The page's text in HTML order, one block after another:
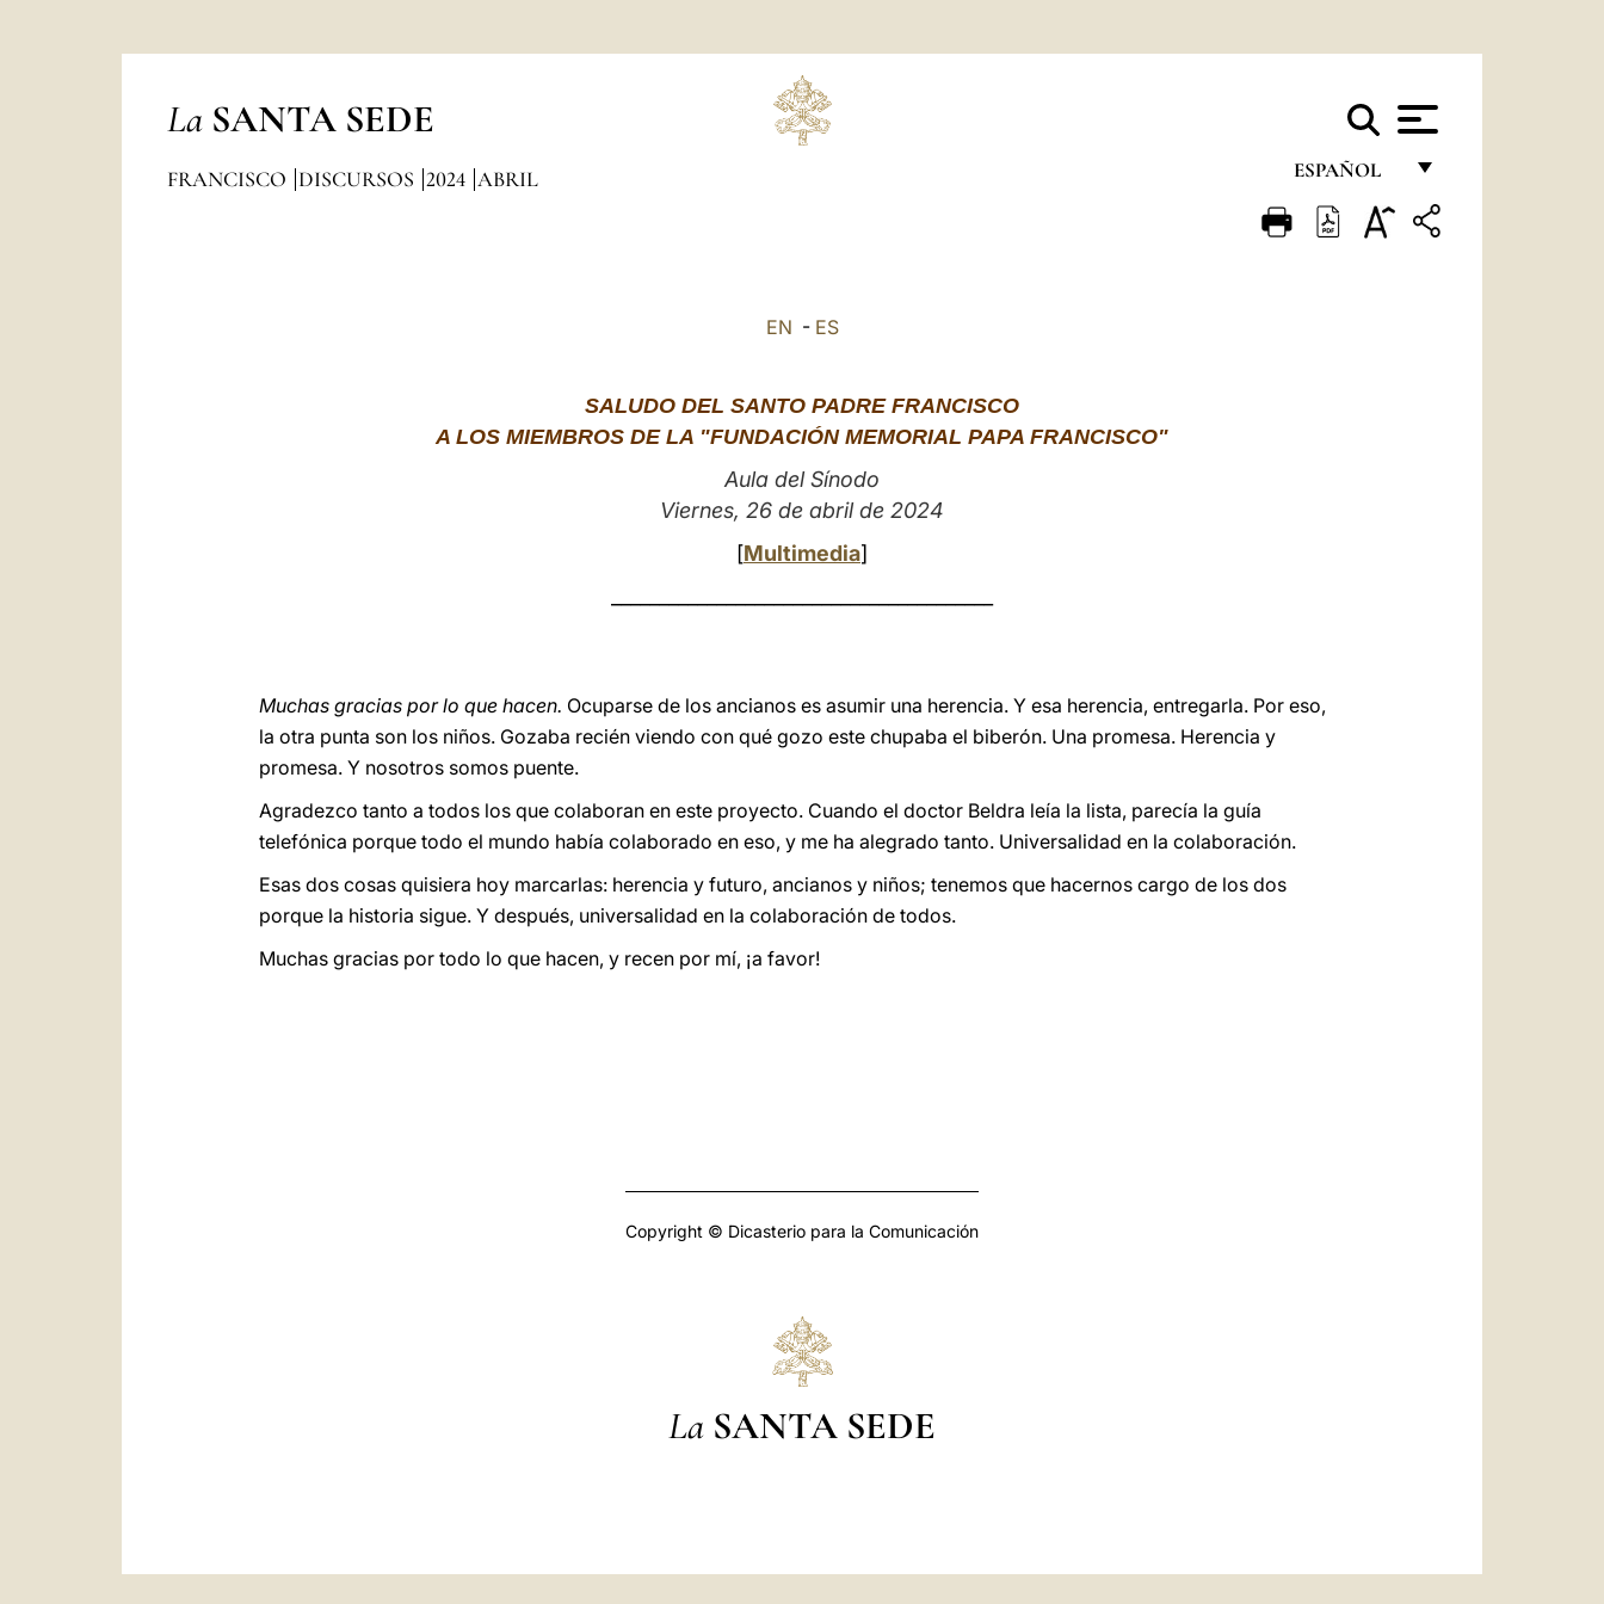
La SANTA SEDE
ESPAÑOL
FRANÇAIS
FRANCISCO DISCURSOS 2024 ABRIL
EN - ES
SALUDO DEL SANTO PADRE FRANCISCO
A LOS MIEMBROS DE LA "FUNDACIÓN MEMORIAL PAPA FRANCISCO"
Aula del Sínodo
Viernes, 26 de abril de 2024
[Multimedia]
Muchas gracias por lo que hacen. Ocuparse de los ancianos es asumir una herencia. Y esa herencia, entregarla. Por eso,
la otra punta son los niños. Gozaba recién viendo con qué gozo este chupaba el biberón. Una promesa. Herencia y
promesa. Y nosotros somos puente.
Agradezco tanto a todos los que colaboran en este proyecto. Cuando el doctor Beldra leía la lista, parecía la guía
telefónica porque todo el mundo había colaborado en eso, y me ha alegrado tanto. Universalidad en la colaboración.
Esas dos cosas quisiera hoy marcarlas: herencia y futuro, ancianos y niños; tenemos que hacernos cargo de los dos
porque la historia sigue. Y después, universalidad en la colaboración de todos.
Muchas gracias por todo lo que hacen, y recen por mí, ¡a favor!
Copyright © Dicasterio para la Comunicación
La SANTA SEDE